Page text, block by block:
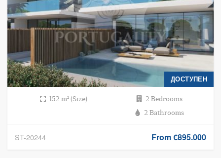
ДОСТУПЕН
152 m² (Size)
2 Bedrooms
2 Bathrooms
ST-20244 From €895.000